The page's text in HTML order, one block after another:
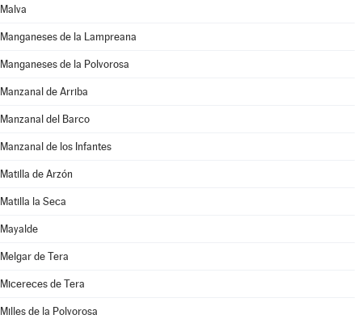
Malva
Manganeses de la Lampreana
Manganeses de la Polvorosa
Manzanal de Arriba
Manzanal del Barco
Manzanal de los Infantes
Matilla de Arzón
Matilla la Seca
Mayalde
Melgar de Tera
Micereces de Tera
Milles de la Polvorosa